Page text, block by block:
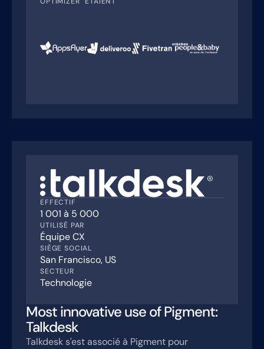
EFFECTIF
1 001 à 5 000
UTILISÉ PAR
Équipe CX
SIÈGE SOCIAL
San Francisco, US
SECTEUR
Technologie
Most innovative use of Pigment:
Talkdesk
Talkdesk s'est associé à Pigment pour